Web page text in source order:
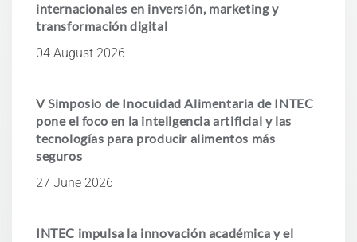
internacionales en inversión, marketing y
transformación digital
04 August 2026
V Simposio de Inocuidad Alimentaria de INTEC
pone el foco en la inteligencia artificial y las
tecnologías para producir alimentos más
seguros
27 June 2026
INTEC impulsa la innovación académica y el